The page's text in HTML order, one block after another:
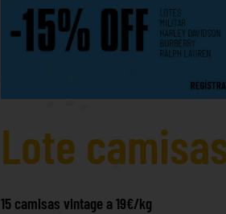
Lote
15 camisas vintage a 19€/kg